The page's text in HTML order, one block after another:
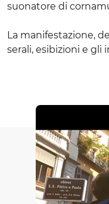
suonatore di
La manifestazione,
serali, esibizioni e